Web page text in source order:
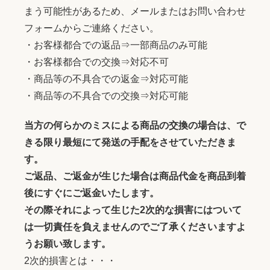
まう可能性があるため、メールまたはお問い合わせ
フォームからご連絡ください。
・お客様都合での返品⇒一部商品のみ可能
・お客様都合での交換⇒対応不可
・商品等の不具合での返金⇒対応可能
・商品等の不具合での交換⇒対応可能
当方の何らかのミスによる商品の交換の場合は、で
きる限り最短にて発送の手配をさせていただきま
す。
ご返品、ご返金が生じた場合は商品代金を商品到着
後にすぐにご返金いたします。
その際それによって生じた2次的な損害にはついて
は一切責任を負えませんのでご了承くださいますよ
うお願い致します。
2次的損害とは・・・